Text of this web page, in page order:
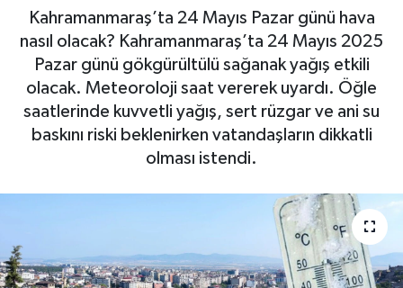
Kahramanmaraş’ta 24 Mayıs Pazar günü hava
nasıl olacak? Kahramanmaraş’ta 24 Mayıs 2025
Pazar günü gökgürültülü sağanak yağış etkili
olacak. Meteoroloji saat vererek uyardı. Öğle
saatlerinde kuvvetli yağış, sert rüzgar ve ani su
baskını riski beklenirken vatandaşların dikkatli
olması istendi.
Güncel
Haberde İnsan
Kültür Sanat
Manşetler
Haber Arşivi